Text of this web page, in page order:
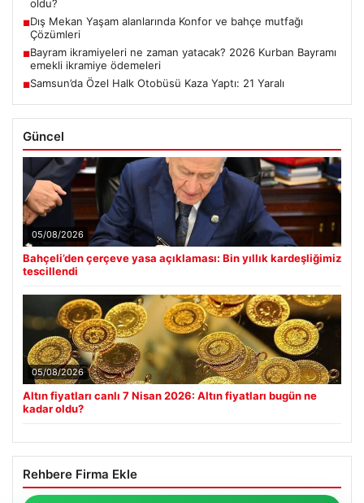
oldu?
■Dış Mekan Yaşam alanlarında Konfor ve bahçe mutfağı
Çözümleri
■Bayram ikramiyeleri ne zaman yatacak? 2026 Kurban Bayramı
emekli ikramiye ödemeleri
■Samsun’da Özel Halk Otobüsü Kaza Yaptı: 21 Yaralı
Güncel
05/08/2026
Bahçeli’den çerçeve yasa açıklaması: Bin yıllık kardeşliğimiz
tescillendi
05/08/2026
Altın fiyatları canlı 7 Nisan 2026: Altın fiyatları bugün ne
kadar oldu?
Rehbere Firma Ekle